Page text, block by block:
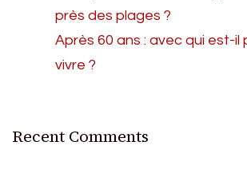
près des plages ?
Après 60 ans : avec qui est-
vivre ?
Recent Comments